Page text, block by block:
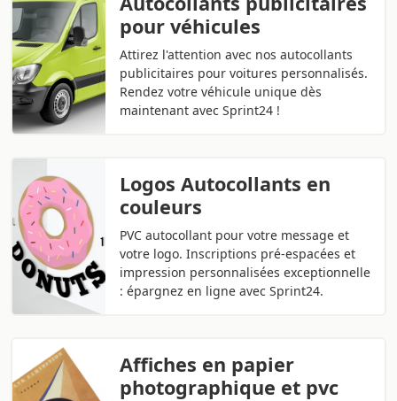
pour véhicules
Attirez l'attention avec nos autocollants
publicitaires pour voitures personnalisés.
Rendez votre véhicule unique dès
maintenant avec Sprint24 !
Logos Autocollants en
couleurs
PVC autocollant pour votre message et
votre logo. Inscriptions pré-espacées et
impression personnalisées exceptionnelle
: épargnez en ligne avec Sprint24.
Affiches en papier
photographique et pvc